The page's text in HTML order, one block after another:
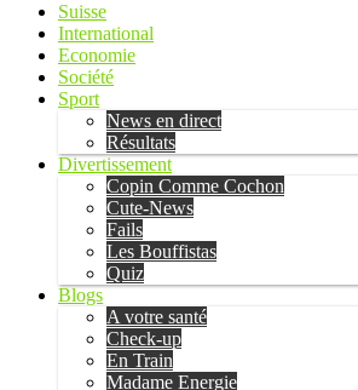
Suisse
International
Economie
Société
Sport
News en direct
Résultats
Divertissement
Copin Comme Cochon
Cute-News
Fails
Les Bouffistas
Quiz
Blogs
A votre santé
Check-up
En Train
Madame Energie